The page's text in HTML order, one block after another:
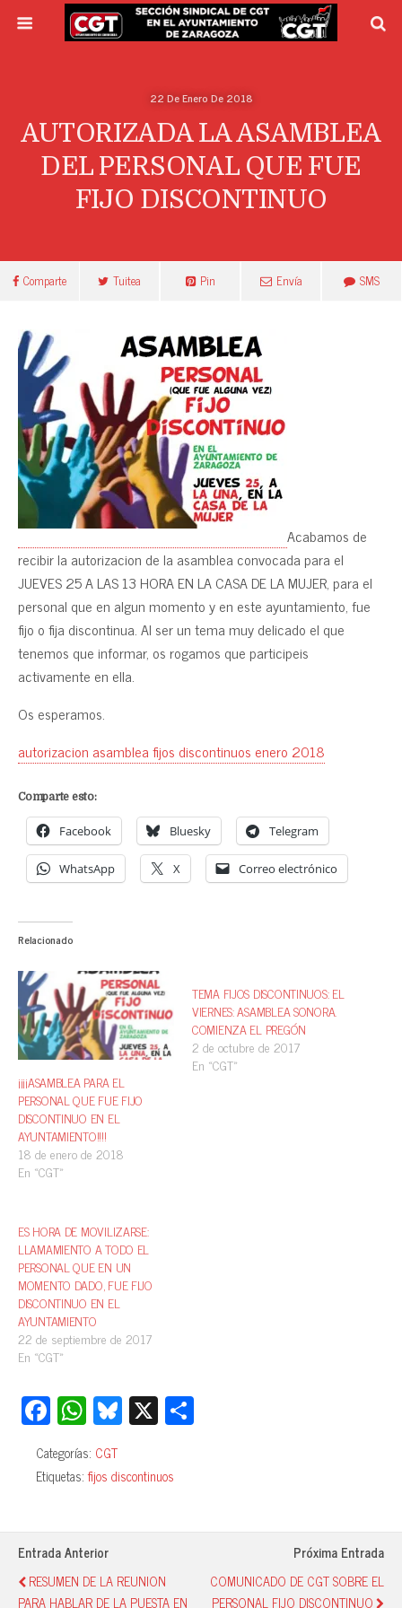
22 De Enero De 2018
AUTORIZADA LA ASAMBLEA
DEL PERSONAL QUE FUE
FIJO DISCONTINUO
Comparte Tuitea Pin Envía SMS
Acabamos de
recibir la autorizacion de la asamblea convocada para el
JUEVES 25 A LAS 13 HORA EN LA CASA DE LA MUJER, para el
personal que en algun momento y en este ayuntamiento, fue
fijo o fija discontinua. Al ser un tema muy delicado el que
tenemos que informar, os rogamos que participeis
activamente en ella.
Os esperamos.
autorizacion asamblea fijos discontinuos enero 2018
Comparte esto:
Facebook Bluesky Telegram
WhatsApp X Correo electrónico
Relacionado
¡¡¡¡ASAMBLEA PARA EL
PERSONAL QUE FUE FIJO
DISCONTINUO EN EL
AYUNTAMIENTO!!!!
18 de enero de 2018
En «CGT»
TEMA FIJOS DISCONTINUOS: EL
VIERNES: ASAMBLEA SONORA.
COMIENZA EL PREGÓN
2 de octubre de 2017
En «CGT»
ES HORA DE MOVILIZARSE:
LLAMAMIENTO A TODO EL
PERSONAL QUE EN UN
MOMENTO DADO, FUE FIJO
DISCONTINUO EN EL
AYUNTAMIENTO
22 de septiembre de 2017
En «CGT»
Fa
ce
bo
ok
W
ha
ts
A
pp
Bl
ue
sk
y
X
rti
Categorías: CGT
Etiquetas:fijos discontinuos
Entrada Anterior
RESUMEN DE LA REUNION
PARA HABLAR DE LA PUESTA EN
Próxima Entrada
COMUNICADO DE CGT SOBRE EL
PERSONAL FIJO DISCONTINUO